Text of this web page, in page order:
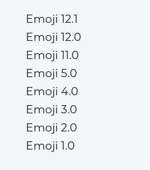
Emoji 12.1
Emoji 12.0
Emoji 11.0
Emoji 5.0
Emoji 4.0
Emoji 3.0
Emoji 2.0
Emoji 1.0